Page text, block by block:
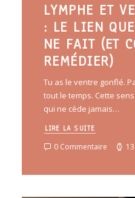
LYMPHE ET
: LE LIEN
NE FAIT (ET
REMÉDIER)
Tu as le ventre gonflé.
tout le temps. Cette
qui ne cède jamais…
LIRE LA SUITE
0 Commentaire